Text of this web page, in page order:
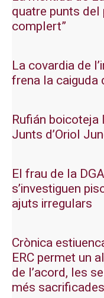
quatre punts del
complert”
La covardia de
frena la caiguda
Rufián boicoteja
Junts d’Oriol
El frau de la
s’investiguen
ajuts irregulars
Crònica
ERC permet un
de l’acord, les
més sacrificades